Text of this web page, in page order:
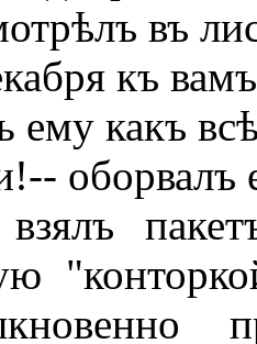
въ
къ
ему какъ
оборвалъ